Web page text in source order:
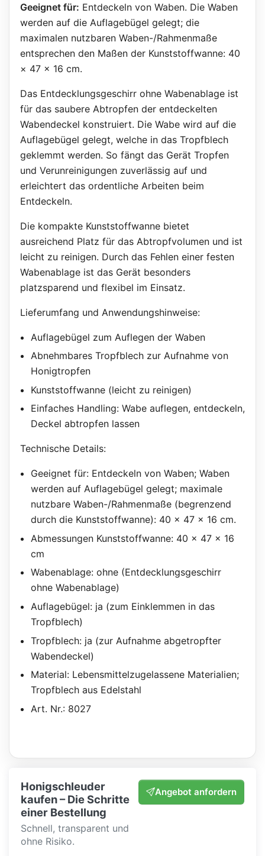
Geeignet für: Entdeckeln von Waben. Die Waben
werden auf die Auflagebügel gelegt; die
maximalen nutzbaren Waben-/Rahmenmaße
entsprechen den Maßen der Kunststoffwanne: 40
× 47 × 16 cm.
Das Entdecklungsgeschirr ohne Wabenablage ist
für das saubere Abtropfen der entdeckelten
Wabendeckel konstruiert. Die Wabe wird auf die
Auflagebügel gelegt, welche in das Tropfblech
geklemmt werden. So fängt das Gerät Tropfen
und Verunreinigungen zuverlässig auf und
erleichtert das ordentliche Arbeiten beim
Entdeckeln.
Die kompakte Kunststoffwanne bietet
ausreichend Platz für das Abtropfvolumen und ist
leicht zu reinigen. Durch das Fehlen einer festen
Wabenablage ist das Gerät besonders
platzsparend und flexibel im Einsatz.
Lieferumfang und Anwendungshinweise:
Auflagebügel zum Auflegen der Waben
Abnehmbares Tropfblech zur Aufnahme von
Honigtropfen
Kunststoffwanne (leicht zu reinigen)
Einfaches Handling: Wabe auflegen, entdeckeln,
Deckel abtropfen lassen
Technische Details:
Geeignet für: Entdeckeln von Waben; Waben
werden auf Auflagebügel gelegt; maximale
nutzbare Waben-/Rahmenmaße (begrenzend
durch die Kunststoffwanne): 40 × 47 × 16 cm.
Abmessungen Kunststoffwanne: 40 × 47 × 16
cm
Wabenablage: ohne (Entdecklungsgeschirr
ohne Wabenablage)
Auflagebügel: ja (zum Einklemmen in das
Tropfblech)
Tropfblech: ja (zur Aufnahme abgetropfter
Wabendeckel)
Material: Lebensmittelzugelassene Materialien;
Tropfblech aus Edelstahl
Art. Nr.: 8027
Honigschleuder
kaufen – Die Schritte
einer Bestellung
Schnell, transparent und
ohne Risiko.
Angebot anfordern